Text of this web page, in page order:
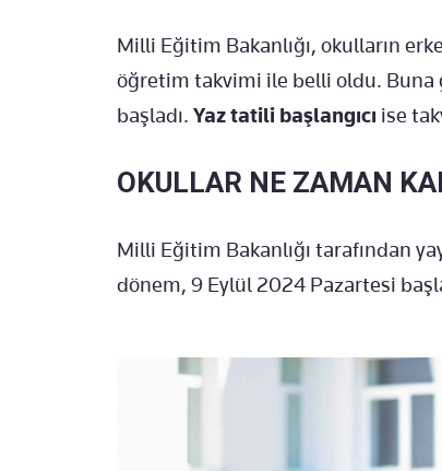
Milli Eğitim Bakanlığı, okulların
öğretim takvimi ile belli oldu. Buna
başladı. Yaz tatili başlangıcı ise
OKULLAR NE ZAMAN
Milli Eğitim Bakanlığı tarafından
dönem, 9 Eylül 2024 Pazartesi